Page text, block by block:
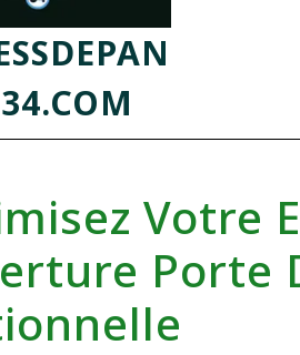
Votre
Porte